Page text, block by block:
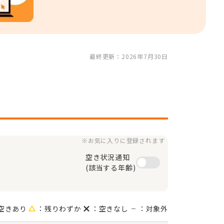
最終更新：2026年7月30日
※お気に入りに登録されます
空き状況通知
(該当する年齢)
きあり ：残りわずか ：空きなし ：対象外